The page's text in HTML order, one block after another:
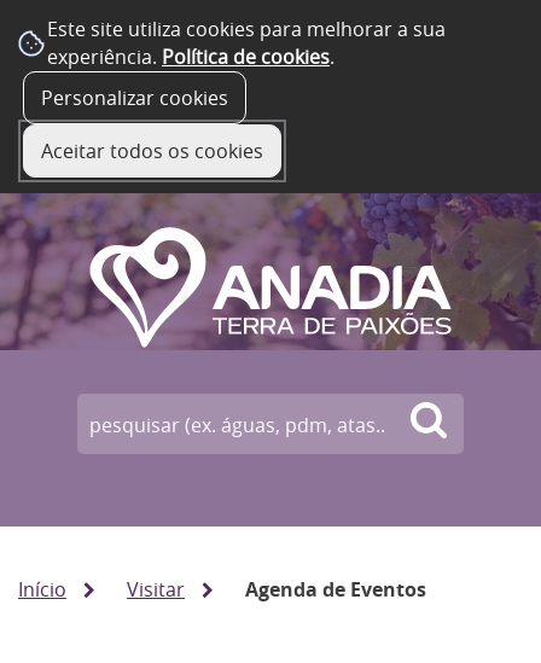
Este site utiliza cookies para melhorar a sua
experiência. Política de cookies.
Personalizar cookies
Aceitar todos os cookies
Início Visitar Agenda de Eventos